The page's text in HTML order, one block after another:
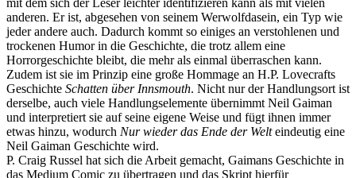
anderen. Er ist, abgesehen von seinem Werwolfdasein, ein Typ wie
jeder andere auch. Dadurch kommt so einiges an verstohlenen und
trockenen Humor in die Geschichte, die trotz allem eine
Horrorgeschichte bleibt, die mehr als einmal überraschen kann.
Zudem ist sie im Prinzip eine große Hommage an H.P. Lovecrafts
Geschichte Schatten über Innsmouth. Nicht nur der Handlungsort ist
derselbe, auch viele Handlungselemente übernimmt Neil Gaiman
und interpretiert sie auf seine eigene Weise und fügt ihnen immer
etwas hinzu, wodurch Nur wieder das Ende der Welteindeutig eine
Neil Gaiman Geschichte wird.
P. Craig Russel hat sich die Arbeit gemacht, Gaimans Geschichte in
das Medium Comic zu übertragen und das Skript hierfür